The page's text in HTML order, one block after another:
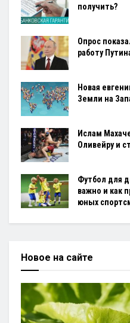
получить?
Опрос
работу
Новая
Земли на
Ислам
Оливейру и
Футбол для
важно и как
юных
Новое на сайте